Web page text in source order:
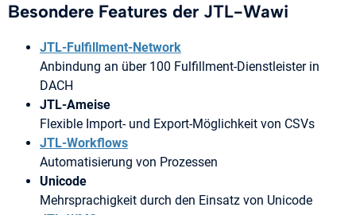
Besondere Features der JTL-Wawi
JTL-Fulfillment-Network
Anbindung an über 100 Fulfillment-Dienstleister in
DACH
JTL-Ameise
Flexible Import- und Export-Möglichkeit von CSVs
JTL-Workflows
Automatisierung von Prozessen
Unicode
Mehrsprachigkeit durch den Einsatz von Unicode